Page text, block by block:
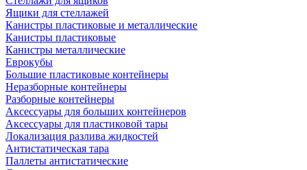
Ящики для стеллажей
Канистры пластиковые и металлические
Канистры пластиковые
Канистры металлические
Еврокубы
Большие пластиковые контейнеры
Неразборные контейнеры
Разборные контейнеры
Аксессуары для больших контейнеров
Аксессуары для пластиковой тары
Локализация разлива жидкостей
Антистатическая тара
Паллеты антистатические